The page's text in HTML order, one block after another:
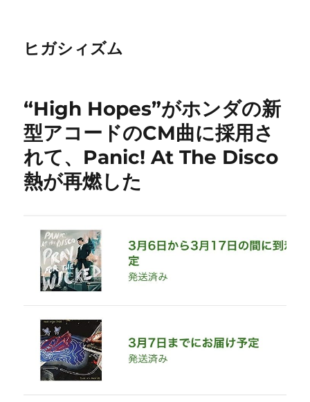
ヒガシィズム
“High Hopes”がホンダの新
型アコードのCM曲に採用さ
れて、Panic! At The Disco
熱が再燃した